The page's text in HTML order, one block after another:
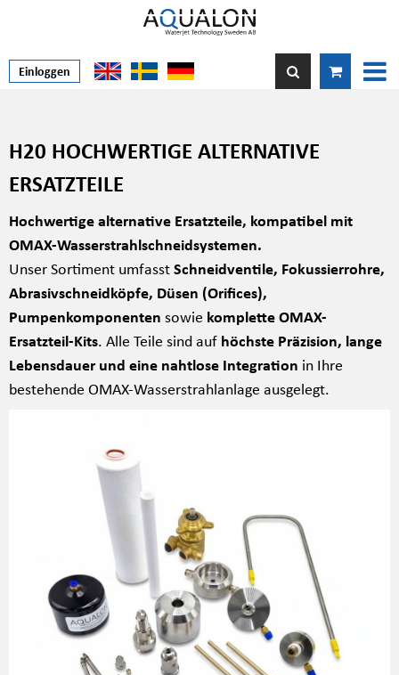
Einloggen
H20 HOCHWERTIGE ALTERNATIVE
ERSATZTEILE
Hochwertige alternative Ersatzteile, kompatibel mit
OMAX-Wasserstrahlschneidsystemen.
Unser Sortiment umfasstSchneidventile, Fokussierrohre,
Abrasivschneidköpfe, Düsen (Orifices),
Pumpenkomponenten sowie komplette OMAX-
Ersatzteil-Kits. Alle Teile sind auf höchste Präzision, lange
Lebensdauer und eine nahtlose Integration in Ihre
bestehende OMAX-Wasserstrahlanlage ausgelegt.